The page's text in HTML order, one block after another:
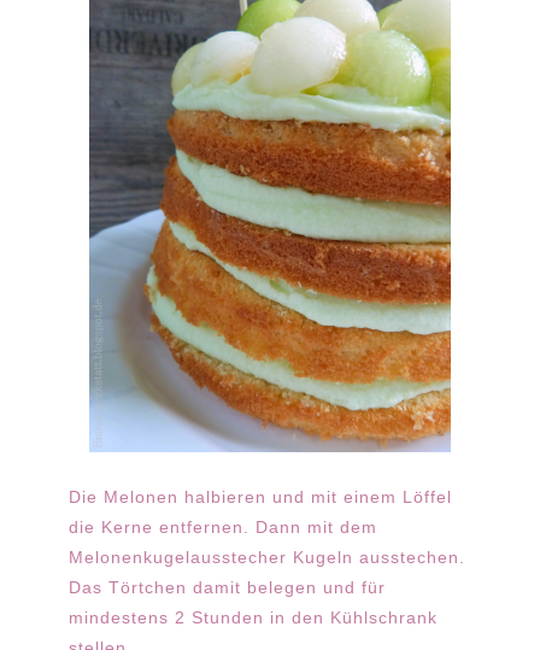
Die Melonen halbieren und mit einem Löffel
die Kerne entfernen. Dann mit dem
Melonenkugelausstecher Kugeln ausstechen.
Das Törtchen damit belegen und für
mindestens 2 Stunden in den Kühlschrank